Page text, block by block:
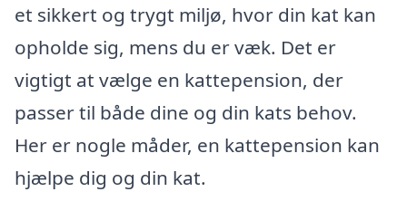
et sikkert og trygt miljø, hvor din kat kan
opholde sig, mens du er væk. Det er
vigtigt at vælge en kattepension, der
passer til både dine og din kats behov.
Her er nogle måder, en kattepension kan
hjælpe dig og din kat.